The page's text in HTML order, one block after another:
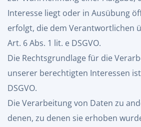
Interesse liegt oder in Ausübung
erfolgt, die dem Verantwortlichen
Art. 6 Abs. 1 lit. e DSGVO.
Die Rechtsgrundlage für die
unserer berechtigten Interessen
DSGVO.
Die Verarbeitung von Daten zu
denen, zu denen sie erhoben